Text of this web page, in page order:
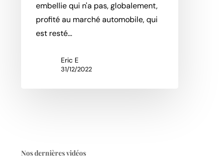
embellie qui n'a pas, globalement,
profité au marché automobile, qui
est resté…
Eric E
31/12/2022
Nos dernières vidéos